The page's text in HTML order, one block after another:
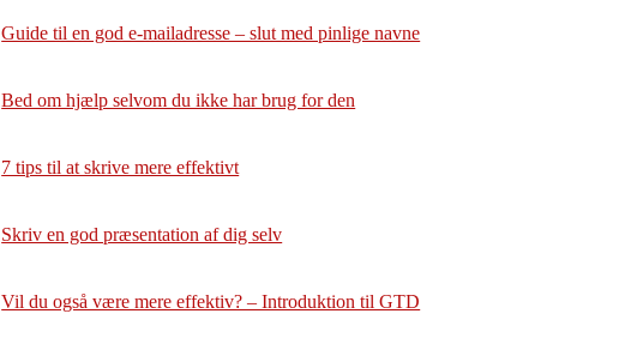
Guide til en god e-mailadresse – slut med pinlige navne
Bed om hjælp selvom du ikke har brug for den
7 tips til at skrive mere effektivt
Skriv en god præsentation af dig selv
Vil du også være mere effektiv? – Introduktion til GTD